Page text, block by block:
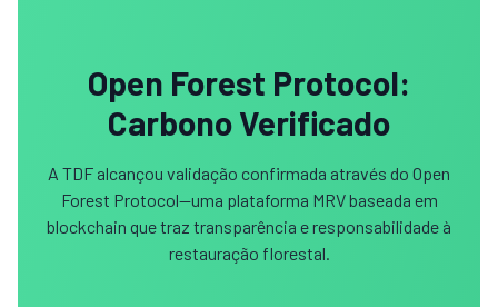
Open Forest Protocol:
Carbono Verificado
A TDF alcançou validação confirmada através do Open
Forest Protocol—uma plataforma MRV baseada em
blockchain que traz transparência e responsabilidade à
restauração florestal.